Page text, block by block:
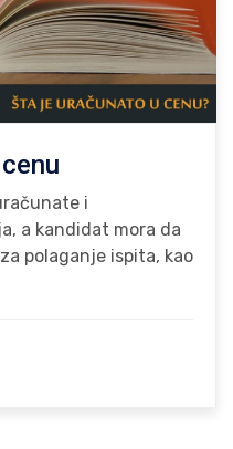
i
a kandidat mora da
polaganje ispita, kao